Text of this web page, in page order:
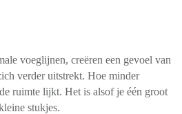
voeglijnen, creëren een gevoel van
verder uitstrekt. Hoe minder
ruimte lijkt. Het is alsof je één groot
stukjes.